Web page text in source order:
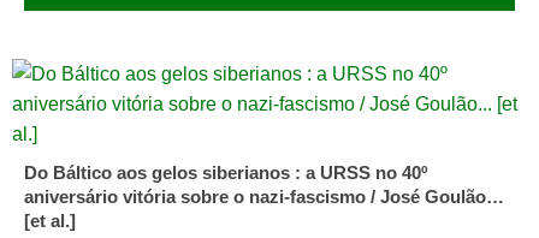
Do Báltico aos gelos siberianos : a URSS no 40º
aniversário vitória sobre o nazi-fascismo / José Goulão…
[et al.]